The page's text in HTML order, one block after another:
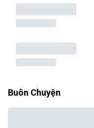
Buôn Chuyện